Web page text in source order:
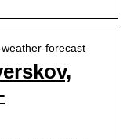
forecast